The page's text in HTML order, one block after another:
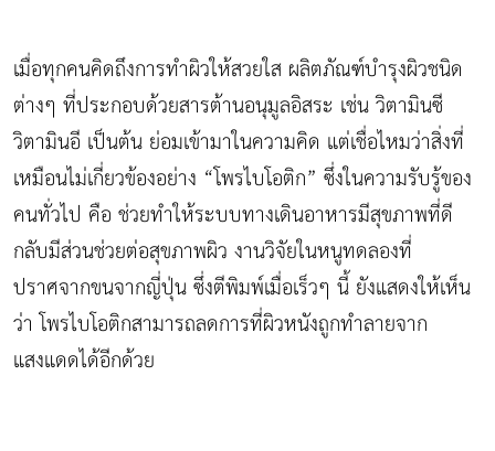
เมื่อทุกคนคิดถึงการทำผิวให้สวยใส ผลิตภัณฑ์บำรุงผิวชนิด
ต่างๆ ที่ประกอบด้วยสารต้านอนุมูลอิสระ เช่น วิตามินซี
วิตามินอี เป็นต้น ย่อมเข้ามาในความคิด แต่เชื่อไหมว่าสิ่งที่
เหมือนไม่เกี่ยวข้องอย่าง “โพรไบโอติก” ซึ่งในความรับรู้ของ
คนทั่วไป คือ ช่วยทำให้ระบบทางเดินอาหารมีสุขภาพที่ดี
กลับมีส่วนช่วยต่อสุขภาพผิว งานวิจัยในหนูทดลองที่
ปราศจากขนจากญี่ปุ่น ซึ่งตีพิมพ์เมื่อเร็วๆ นี้ ยังแสดงให้เห็น
ว่า โพรไบโอติกสามารถลดการที่ผิวหนังถูกทำลายจาก
แสงแดดได้อีกด้วย